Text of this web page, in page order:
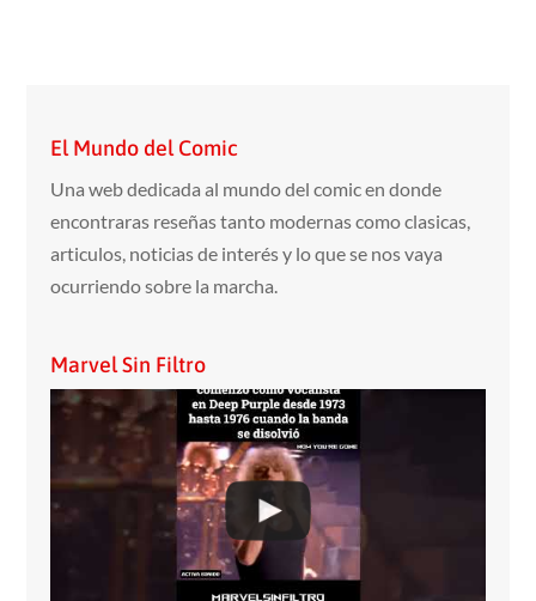
El Mundo del Comic
Una web dedicada al mundo del comic en donde
encontraras reseñas tanto modernas como clasicas,
articulos, noticias de interés y lo que se nos vaya
ocurriendo sobre la marcha.
Marvel Sin Filtro